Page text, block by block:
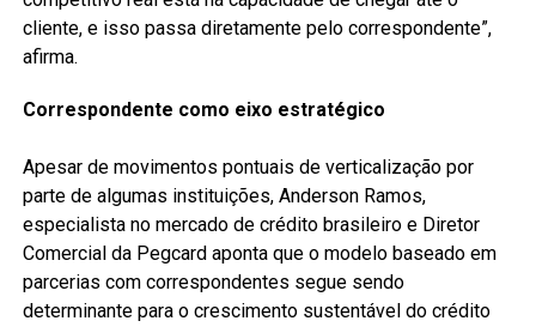
cliente, e isso passa diretamente pelo correspondente”,
afirma.
Correspondente como eixo estratégico
Apesar de movimentos pontuais de verticalização por
parte de algumas instituições, Anderson Ramos,
especialista no mercado de crédito brasileiro e Diretor
Comercial da Pegcard aponta que o modelo baseado em
parcerias com correspondentes segue sendo
determinante para o crescimento sustentável do crédito